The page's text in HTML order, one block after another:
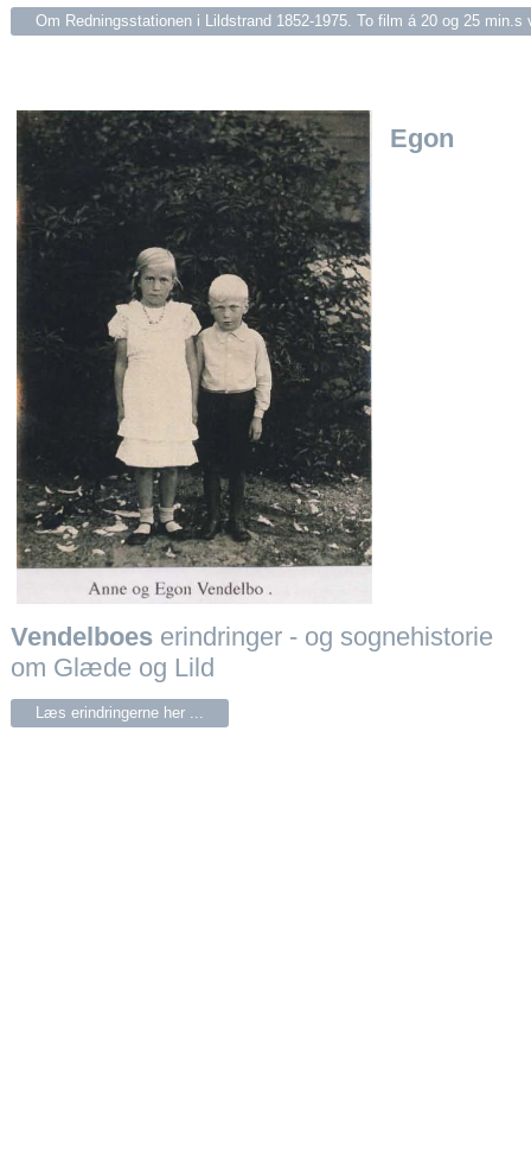
Om Redningsstationen i Lildstrand 1852-1975.To film á 20 og 25 min.s
Egon
Vendelboes erindringer - og sognehistorie
om Glæde og Lild
Læs erindringerne her ...